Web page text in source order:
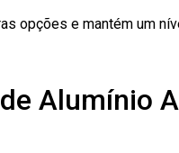
opções e mantém um
Alumínio